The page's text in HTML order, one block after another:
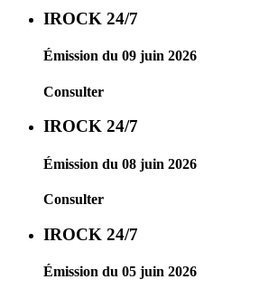
IROCK 24/7
Émission du 09 juin 2026
Consulter
IROCK 24/7
Émission du 08 juin 2026
Consulter
IROCK 24/7
Émission du 05 juin 2026